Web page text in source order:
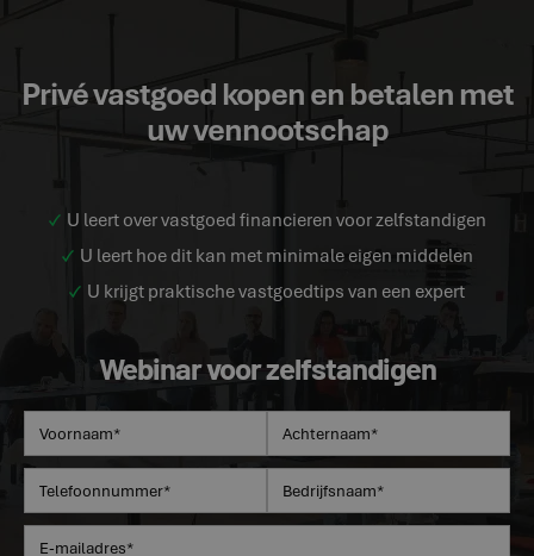
Privé vastgoed kopen en betalen met
uw vennootschap
U leert over vastgoed financieren voor zelfstandigen
U leert hoe dit kan met minimale eigen middelen
U krijgt praktische vastgoedtips van een expert
Webinar voor zelfstandigen